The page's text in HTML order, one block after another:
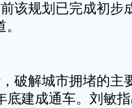
该规划已完成初步
破解城市拥堵的主
底建成通车。刘敏